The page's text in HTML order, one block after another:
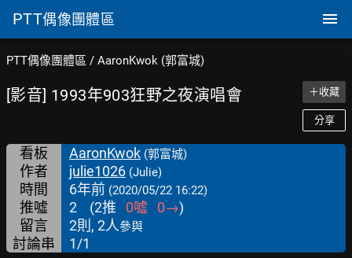
PTT偶像團體區
PTT偶像團體區 / AaronKwok (郭富城)
[影音] 1993年903狂野之夜演唱會 ＋收藏
分享
看板 AaronKwok (郭富城)
作者 julie1026 (Julie)
時間 6年前 (2020/05/22 16:22)
推噓 2 (2推 0噓 0→)
留言
2則, 2人參與
討論串 1/1